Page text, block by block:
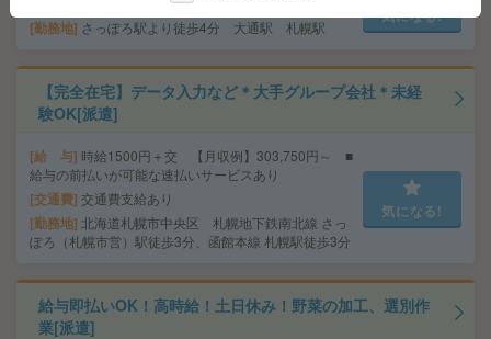
勤務地 さっぽろ駅より徒歩4分 大通駅 札幌駅
気になる!
【完全在宅】データ入力など＊大手グループ会社＊未経
験OK[派遣]
給 与 時給1500円＋交 【月収例】303,750円～ ■
給与の前払いが可能な速払いサービスあり
交通費 交通費支給あり
勤務地 北海道札幌市中央区 札幌地下鉄南北線 さっ
ぽろ（札幌市営）駅徒歩3分、函館本線 札幌駅徒歩3分
気になる!
給与即払いOK！高時給！土日休み！野菜の加工、選別作
業[派遣]